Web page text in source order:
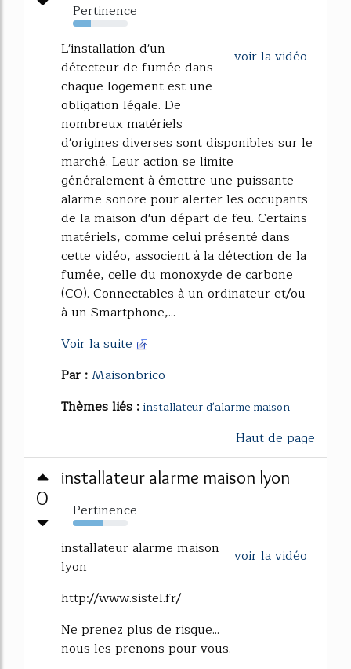
Pertinence
33%
voir la vidéo
L'installation d'un
détecteur de fumée dans
chaque logement est une
obligation légale. De
nombreux matériels
d'origines diverses sont disponibles sur le
marché. Leur action se limite
généralement à émettre une puissante
alarme sonore pour alerter les occupants
de la maison d'un départ de feu. Certains
matériels, comme celui présenté dans
cette vidéo, associent à la détection de la
fumée, celle du monoxyde de carbone
(CO). Connectables à un ordinateur et/ou
à un Smartphone,...
Voir la suite
Par :Maisonbrico
Thèmes liés : installateur d'alarme maison
Haut de page
0
installateur alarme maison lyon
Pertinence
56%
voir la vidéo
installateur alarme maison
lyon
http://www.sistel.fr/
Ne prenez plus de risque...
nous les prenons pour vous.